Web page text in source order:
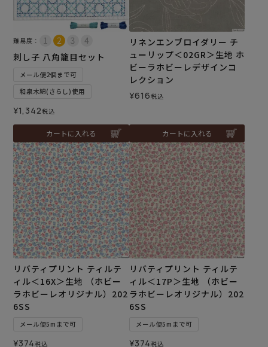
難易度：
刺し子 八角籠目セット
メール便2個まで可
和泉木綿(さらし)使用
¥1,342税込
カートに入れる
リネンエンブロイダリー チ
ューリップ＜02GR＞生地 ホ
ビーラホビーレデザインコ
レクション
¥616税込
カートに入れる
リバティプリント ティルテ
ィル＜16X＞生地 （ホビー
ラホビーレオリジナル）202
6SS
メール便5mまで可
¥374税込
リバティプリント ティルテ
ィル＜17P＞生地 （ホビー
ラホビーレオリジナル）202
6SS
メール便5mまで可
¥374税込